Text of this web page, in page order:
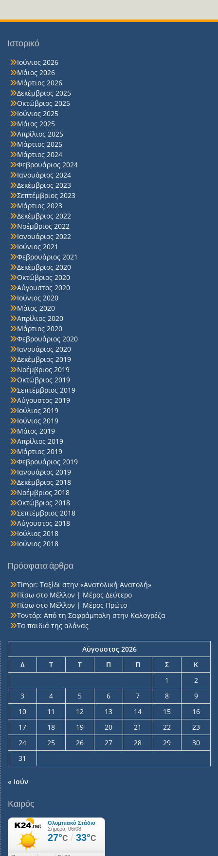
Ιστορικό
Ιούνιος 2026
Μάιος 2026
Μάρτιος 2026
Δεκέμβριος 2025
Οκτώβριος 2025
Ιούνιος 2025
Μάιος 2025
Απρίλιος 2025
Μάρτιος 2025
Μάρτιος 2024
Φεβρουάριος 2024
Ιανουάριος 2024
Δεκέμβριος 2023
Σεπτέμβριος 2023
Μάρτιος 2023
Δεκέμβριος 2022
Νοέμβριος 2022
Ιανουάριος 2022
Ιούνιος 2021
Φεβρουάριος 2021
Δεκέμβριος 2020
Οκτώβριος 2020
Αύγουστος 2020
Ιούνιος 2020
Μάιος 2020
Απρίλιος 2020
Μάρτιος 2020
Φεβρουάριος 2020
Ιανουάριος 2020
Δεκέμβριος 2019
Νοέμβριος 2019
Οκτώβριος 2019
Σεπτέμβριος 2019
Αύγουστος 2019
Ιούλιος 2019
Ιούνιος 2019
Μάιος 2019
Απρίλιος 2019
Μάρτιος 2019
Φεβρουάριος 2019
Ιανουάριος 2019
Δεκέμβριος 2018
Νοέμβριος 2018
Οκτώβριος 2018
Σεπτέμβριος 2018
Αύγουστος 2018
Ιούλιος 2018
Ιούνιος 2018
Πρόσφατα άρθρα
Timor: Ταξίδι στην «Ανατολική Ανατολή»
Πίσω στο Μέλλον | Μέρος Δεύτερο
Πίσω στο Μέλλον | Μέρος Πρώτο
Τοντόρ: Από τη Σαφράμπολη στην Καλογρέζα
Τα παιδιά της αλάνας
Αύγουστος 2026
Δ
Τ Τ Π Π Σ
Κ
1
2
3
4 5 6 7 8
9
10
11 12 13 14 15
16
17
18 19 20 21 22
23
24
25 26 27 28 29
30
31
« Ιούν
Καιρός